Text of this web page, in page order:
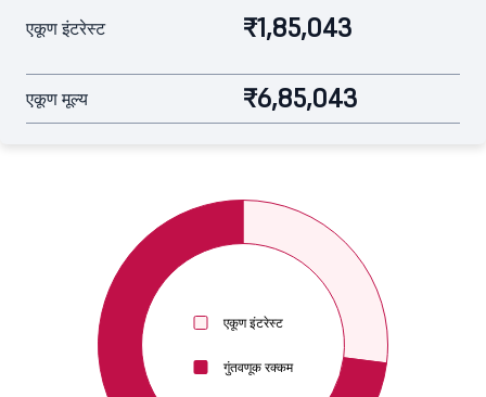
एकूण इंटरेस्ट
गुंतवणूक रक्कम
एकूण इंटरेस्ट ₹1,85,043
एकूण मूल्य ₹6,85,043